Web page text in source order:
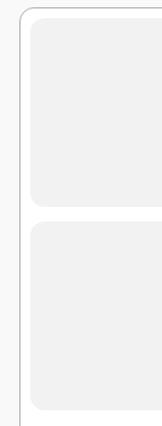
07:00